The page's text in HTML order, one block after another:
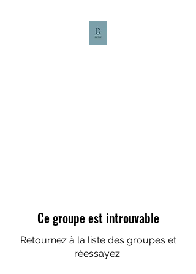
Ce groupe est introuvable
Retournez à la liste des groupes et
réessayez.